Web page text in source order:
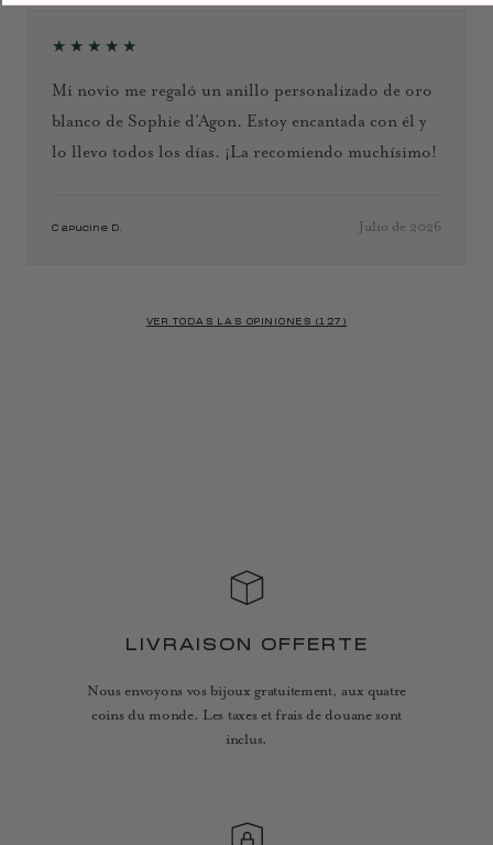
★★★★★
Mi novio me regaló un anillo personalizado de oro
blanco de Sophie d’Agon. Estoy encantada con él y
lo llevo todos los días. ¡La recomiendo muchísimo!
Capucine D. Julio de 2026
VER TODAS LAS OPINIONES (127)
LIVRAISON OFFERTE
Nous envoyons vos bijoux gratuitement, aux quatre
coins du monde. Les taxes et frais de douane sont
inclus.